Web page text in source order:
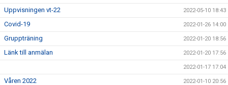
Uppvisningen vt-22 2022-05-10 18:43
Covid-19 2022-01-26 14:00
Gruppträning 2022-01-20 18:56
Länk till anmälan 2022-01-20 17:56
2022-01-17 17:04
Våren 2022 2022-01-10 20:56